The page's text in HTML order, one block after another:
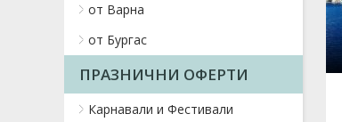
от Варна
от Бургас
ПРАЗНИЧНИ ОФЕРТИ
Карнавали и Фестивали